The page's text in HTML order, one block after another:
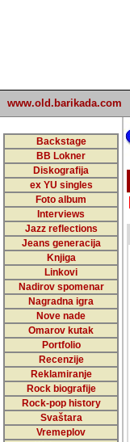
www.old.barikada.com
Backstage
BB Lokner
Diskografija
ex YU singles
Foto album
Interviews
Jazz reflections
Jeans generacija
Knjiga
Linkovi
Nadirov spomenar
Nagradna igra
Nove nade
Omarov kutak
Portfolio
Recenzije
Reklamiranje
Rock biografije
Rock-pop history
Svaštara
Vremeplov